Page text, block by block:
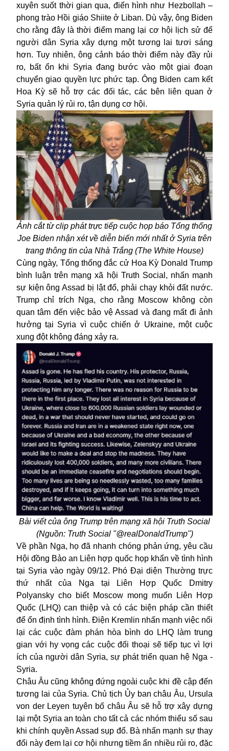
xuyên suốt thời gian qua, điển hình như Hezbollah –
phong trào Hồi giáo Shiite ở Liban. Dù vậy, ông Biden
cho rằng đây là thời điểm mang lại cơ hội lịch sử để
người dân Syria xây dựng một tương lai tươi sáng
hơn. Tuy nhiên, ông cảnh báo thời điểm này đầy rủi
ro, bất ổn khi Syria đang bước vào một giai đoạn
chuyển giao quyền lực phức tạp. Ông Biden cam kết
Hoa Kỳ sẽ hỗ trợ các đối tác, các bên liên quan ở
Syria quản lý rủi ro, tận dụng cơ hội.
Ảnh cắt từ clip phát trực tiếp cuộc họp báo Tổng thống
Joe Biden nhận xét về diễn biến mới nhất ở Syria trên
trang thông tin của Nhà Trắng (The White House)
Cùng ngày, Tổng thống đắc cử Hoa Kỳ Donald Trump
bình luận trên mạng xã hội Truth Social, nhấn mạnh
sự kiện ông Assad bị lật đổ, phải chạy khỏi đất nước.
Trump chỉ trích Nga, cho rằng Moscow không còn
quan tâm đến việc bảo vệ Assad và đang mất đi ảnh
hưởng tại Syria vì cuộc chiến ở Ukraine, một cuộc
xung đột không đáng xảy ra.
Bài viết của ông Trump trên mạng xã hội Truth Social
(Nguồn: Truth Social "@realDonaldTrump")
Về phần Nga, họ đã nhanh chóng phản ứng, yêu cầu
Hội đồng Bảo an Liên hợp quốc họp khẩn về tình hình
tại Syria vào ngày 09/12. Phó Đại diện Thường trực
thứ nhất của Nga tại Liên Hợp Quốc Dmitry
Polyansky cho biết Moscow mong muốn Liên Hợp
Quốc (LHQ) can thiệp và có các biện pháp cần thiết
để ổn định tình hình. Điện Kremlin nhấn mạnh việc nối
lại các cuộc đàm phán hòa bình do LHQ làm trung
gian với hy vọng các cuộc đối thoại sẽ tiếp tục vì lợi
ích của người dân Syria, sự phát triển quan hệ Nga -
Syria.
Châu Âu cũng không đứng ngoài cuộc khi đề cập đến
tương lai của Syria. Chủ tịch Ủy ban châu Âu, Ursula
von der Leyen tuyên bố châu Âu sẽ hỗ trợ xây dựng
lại một Syria an toàn cho tất cả các nhóm thiểu số sau
khi chính quyền Assad sụp đổ. Bà nhấn mạnh sự thay
đổi này đem lại cơ hội nhưng tiềm ẩn nhiều rủi ro, đặc